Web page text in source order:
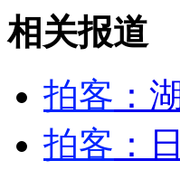
楼顶别墅业主:我对不
山西运城恶犬咬伤多
相关报道
拍客 ：
拍客 ：